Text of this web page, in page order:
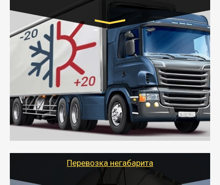
Транспорт:
Газель (1,5 и 3 тонны), Бычок, Еврофура от 5 до
10 тонн
от 6000 руб.
- Рефрижераторные перевозки грузов с
соблюдением температурного режима, работающим
термописцем, санитарной обработкой кузова и мед.
книжкой у водителя.
- Тайгер Логистик поможет быстро перевезти
скоропортящиеся продукты в любой город России с
Перевозка негабарита